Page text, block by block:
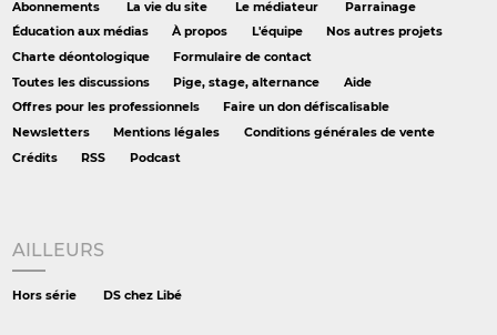
Abonnements La vie du site Le médiateur
Parrainage
Éducation aux médias
À propos L'équipe
Nos autres projets
Charte déontologique
Formulaire de contact
Toutes les discussions
Pige, stage, alternance
Aide
Offres pour les professionnels
Faire un don défiscalisable
Newsletters
Mentions légales
Conditions générales de vente
Crédits
RSS Podcast
AILLEURS
Hors série DS chez Libé